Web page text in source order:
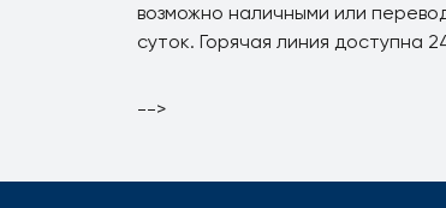
возможно наличными или
суток. Горячая линия доступна
-->